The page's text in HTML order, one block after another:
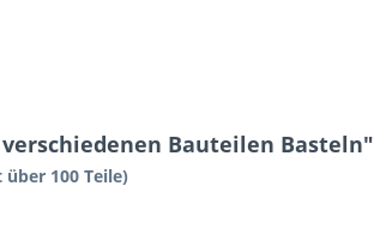
Bauteilen Basteln"
100 Teile)